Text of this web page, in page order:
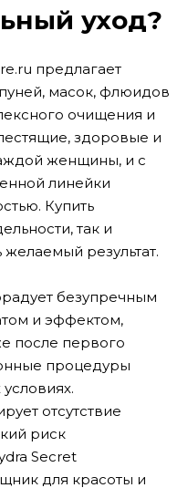
уход?
предлагает
масок, флюидов
очищения и
здоровые и
женщины, и с
линейки
Купить
так и
результат.
безупречным
и эффектом,
после первого
процедуры
отсутствие
риск
Secret
для красоты и